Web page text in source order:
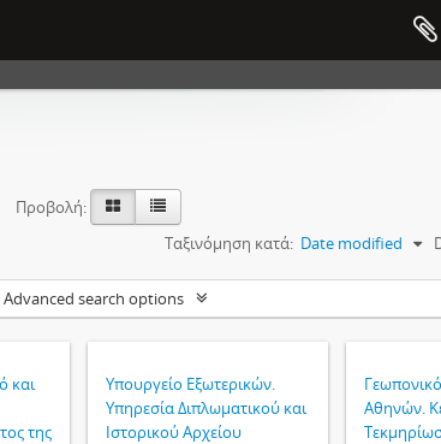
Προβολή:
Ταξινόμηση κατά: Date modified
Advanced search options
και
της
Υπουργείο Εξωτερικών.
Υπηρεσία Διπλωματικού και
Ιστορικού Αρχείου
Αθηνών.